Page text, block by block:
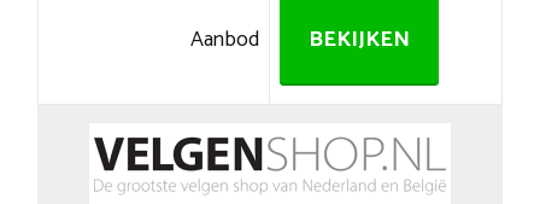
Aanbod BEKIJKEN